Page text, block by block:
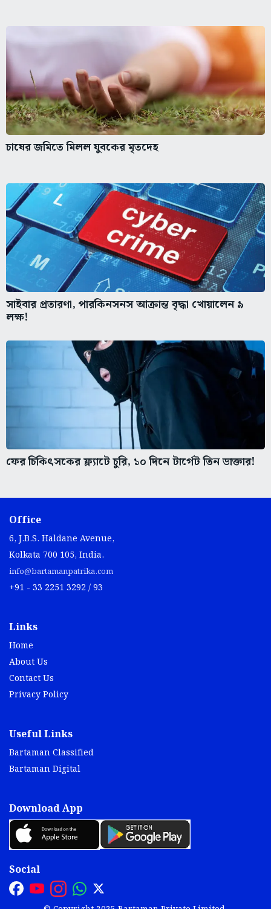
চাষের জমিতে মিলল যুবকের মৃতদেহ
সাইবার প্রতারণা, পারকিনসনস আক্রান্ত বৃদ্ধা খোয়ালেন ৯
লক্ষ!
ফের চিকিৎসকের ফ্ল্যাটে চুরি, ১০ দিনে টার্গেট তিন ডাক্তার!
Office
6, J.B.S. Haldane Avenue,
Kolkata 700 105, India.
info@bartamanpatrika.com
+91 - 33 2251 3292 / 93
Links
Home
About Us
Contact Us
Privacy Policy
Useful Links
Bartaman Classified
Bartaman Digital
Download App
Social